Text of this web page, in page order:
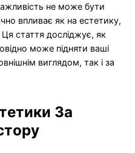
не може бути
впливає як на естетику,
Ця стаття досліджує, як
може підняти ваші
виглядом, так і за
За